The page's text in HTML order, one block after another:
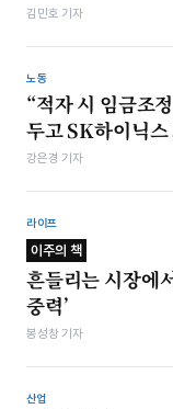
김민호 기자
노동
“적자 시 임금조
두고 SK하이닉스
강은경 기자
라이프
이주의 책
흔들리는 시장에
중력’
봉성창 기자
산업